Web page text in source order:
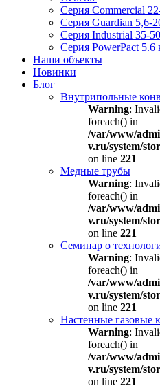
Серия Commercial
Серия Guardian 5,6-
Серия Industrial 35-
Серия PowerPact 5.6
Наши объекты
Новинки
Блог
Внутрипольные
Warning:
foreach() in
/var/www/
v.ru/system/
on line 221
Медные трубы
Warning:
foreach() in
/var/www/
v.ru/system/
on line 221
Семинар о
Warning:
foreach() in
/var/www/
v.ru/system/
on line 221
Настенные газовые
Warning:
foreach() in
/var/www/
v.ru/system/
on line 221